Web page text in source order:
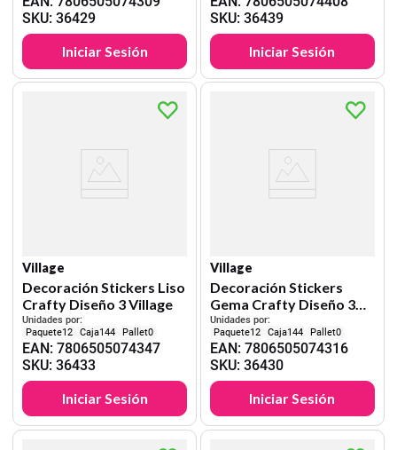
SKU:36429
Iniciar Sesión
SKU: 36439
Iniciar Sesión
Village
Decoración Stickers Liso
Crafty Diseño 3 Village
Unidades por:
12
144 0
EAN:7806505074347
SKU:36433
Iniciar Sesión
Village
Decoración Stickers
Gema Crafty Diseño 3
Village
Unidades por:
12
144 0
EAN: 7806505074316
SKU: 36430
Iniciar Sesión